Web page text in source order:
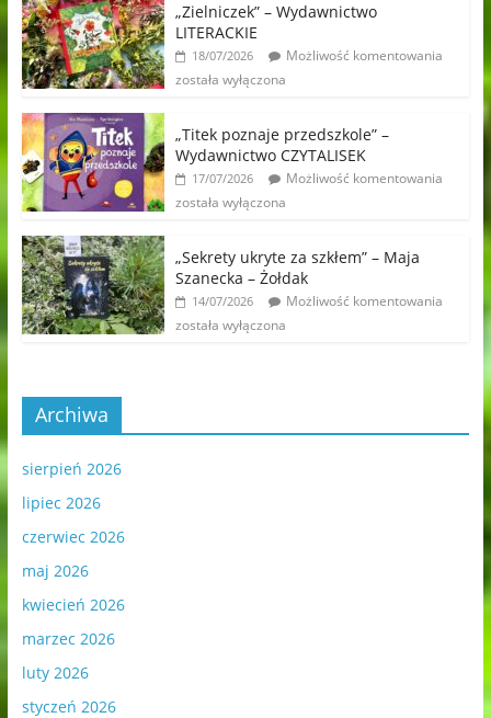
„Zielniczek” – Wydawnictwo
LITERACKIE
18/07/2026
Możliwość komentowania
została wyłączona
„Titek poznaje przedszkole” –
Wydawnictwo CZYTALISEK
17/07/2026
Możliwość komentowania
została wyłączona
„Sekrety ukryte za szkłem” – Maja
Szanecka – Żołdak
14/07/2026
Możliwość komentowania
została wyłączona
Archiwa
sierpień 2026
lipiec 2026
czerwiec 2026
maj 2026
kwiecień 2026
marzec 2026
luty 2026
styczeń 2026